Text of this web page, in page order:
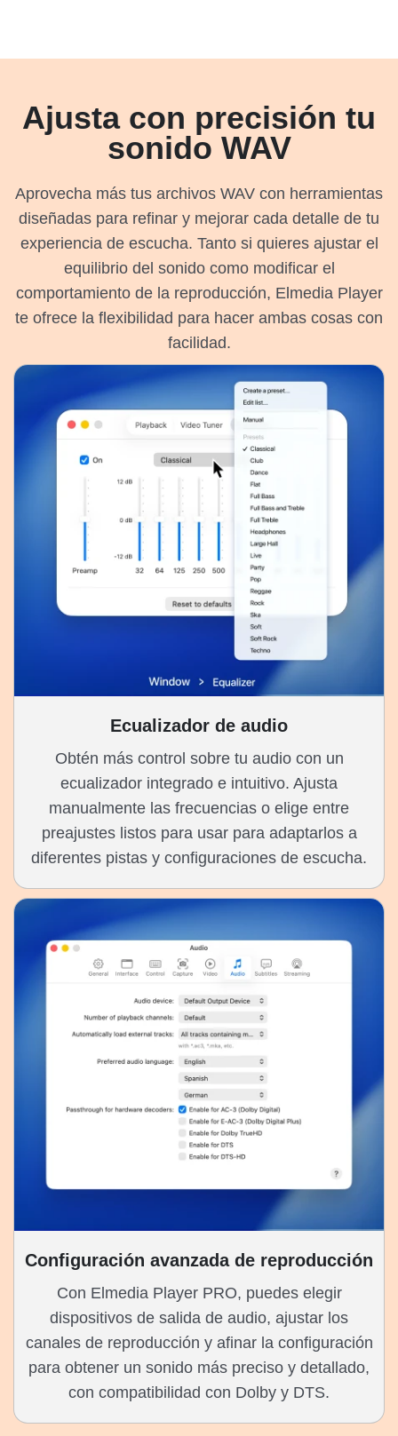
Ajusta con precisión tu
sonido WAV
Aprovecha más tus archivos WAV con herramientas
diseñadas para refinar y mejorar cada detalle de tu
experiencia de escucha. Tanto si quieres ajustar el
equilibrio del sonido como modificar el
comportamiento de la reproducción, Elmedia Player
te ofrece la flexibilidad para hacer ambas cosas con
facilidad.
Ecualizador de audio
Obtén más control sobre tu audio con un
ecualizador integrado e intuitivo. Ajusta
manualmente las frecuencias o elige entre
preajustes listos para usar para adaptarlos a
diferentes pistas y configuraciones de escucha.
Configuración avanzada de reproducción
Con Elmedia Player PRO, puedes elegir
dispositivos de salida de audio, ajustar los
canales de reproducción y afinar la configuración
para obtener un sonido más preciso y detallado,
con compatibilidad con Dolby y DTS.